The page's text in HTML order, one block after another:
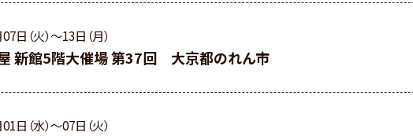
日（火）〜13日（月）
新館5階大催場 第37回 大京都のれん市
日（水）〜07日（火）